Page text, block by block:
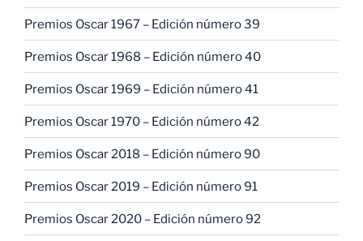
Premios Oscar 1967 – Edición número 39
Premios Oscar 1968 – Edición número 40
Premios Oscar 1969 – Edición número 41
Premios Oscar 1970 – Edición número 42
Premios Oscar 2018 – Edición número 90
Premios Oscar 2019 – Edición número 91
Premios Oscar 2020 – Edición número 92